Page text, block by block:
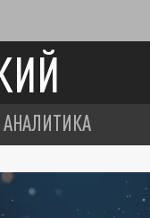
АНАЛИТИКА